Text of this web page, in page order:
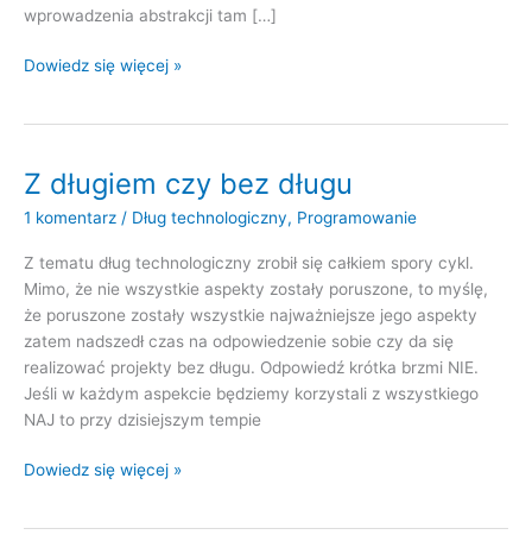
wprowadzenia abstrakcji tam […]
Sprzątaj
czyli
o
ciągłej
Dowiedz się więcej »
Z długiem czy bez długu
1 komentarz / Dług technologiczny, Programowanie
Z tematu dług technologiczny zrobił się całkiem spory cykl.
Mimo, że nie wszystkie aspekty zostały poruszone, to myślę,
że poruszone zostały wszystkie najważniejsze jego aspekty
zatem nadszedł czas na odpowiedzenie sobie czy da się
realizować projekty bez długu. Odpowiedź krótka brzmi NIE.
Jeśli w każdym aspekcie będziemy korzystali z wszystkiego
NAJ to przy dzisiejszym tempie
Z
Dowiedz się więcej »